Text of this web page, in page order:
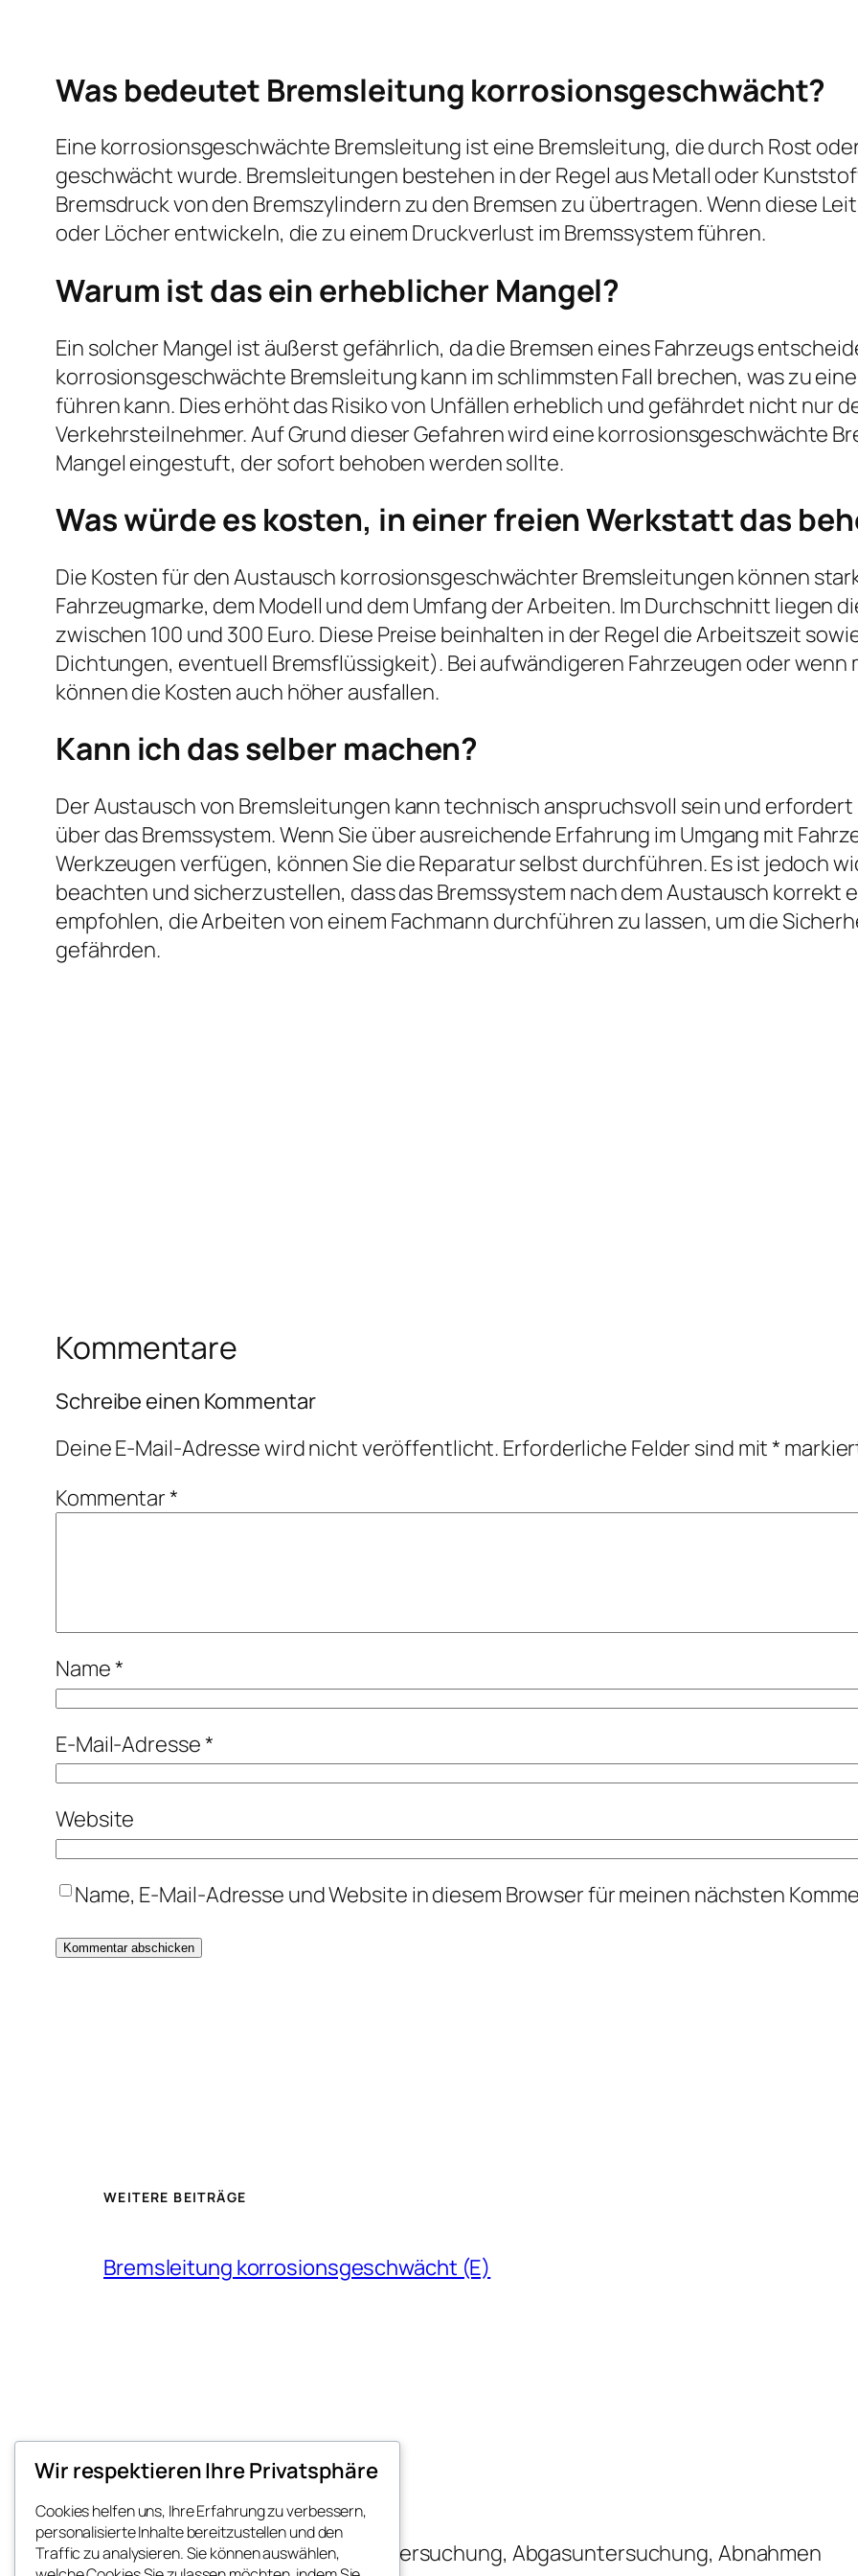
Was bedeutet Bremsleitung korrosionsgeschwächt?
Eine korrosionsgeschwächte Bremsleitung ist eine Bremsleitung, die durch Rost
geschwächt wurde. Bremsleitungen bestehen in der Regel aus Metall oder
Bremsdruck von den Bremszylindern zu den Bremsen zu übertragen. Wenn diese
oder Löcher entwickeln, die zu einem Druckverlust im Bremssystem führen.
Warum ist das ein erheblicher Mangel?
Ein solcher Mangel ist äußerst gefährlich, da die Bremsen eines Fahrzeugs
korrosionsgeschwächte Bremsleitung kann im schlimmsten Fall brechen, was zu
führen kann. Dies erhöht das Risiko von Unfällen erheblich und gefährdet nicht nur
Verkehrsteilnehmer. Auf Grund dieser Gefahren wird eine korrosionsgeschwächte
Mangel eingestuft, der sofort behoben werden sollte.
Was würde es kosten, in einer freien Werkstatt das
Die Kosten für den Austausch korrosionsgeschwächter Bremsleitungen können
Fahrzeugmarke, dem Modell und dem Umfang der Arbeiten. Im Durchschnitt liegen
zwischen 100 und 300 Euro. Diese Preise beinhalten in der Regel die Arbeitszeit
Dichtungen, eventuell Bremsflüssigkeit). Bei aufwändigeren Fahrzeugen oder
können die Kosten auch höher ausfallen.
Kann ich das selber machen?
Der Austausch von Bremsleitungen kann technisch anspruchsvoll sein und
über das Bremssystem. Wenn Sie über ausreichende Erfahrung im Umgang mit
Werkzeugen verfügen, können Sie die Reparatur selbst durchführen. Es ist jedoch
beachten und sicherzustellen, dass das Bremssystem nach dem Austausch korrekt
empfohlen, die Arbeiten von einem Fachmann durchführen zu lassen, um die
gefährden.
Kommentare
Schreibe einen Kommentar
Deine E-Mail-Adresse wird nicht veröffentlicht. Erforderliche Felder sind mit*
Kommentar*
Name*
E-Mail-Adresse*
Website
Name, E-Mail-Adresse und Website in diesem Browser für meinen nächsten
WEITERE BEITRÄGE
Bremsleitung korrosionsgeschwächt (E)
kfz-check
Straßenverkehrsordnung, Hauptuntersuchung, Abgasuntersuchung, Abnahmen
Wir respektieren Ihre Privatsphäre
Cookies helfen uns, Ihre Erfahrung zu verbessern,
personalisierte Inhalte bereitzustellen und den
Traffic zu analysieren. Sie können auswählen,